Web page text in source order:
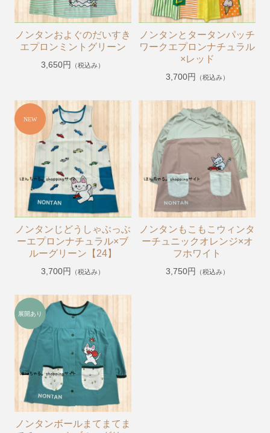
ディズニー
パンどろぼう
すみっコぐらし
mofusand
ちいかわ
ポケピース
きかんしゃトーマス
くらはしれいイラストシリーズ
りんごかもしれない
こびとづかん
【その他商品】
【サイズ調整可能商品】
【サイズ展開(大きいサイズの商品)】
【冷感パンツ】
【FILA(スポーツライフスタイルブランド)】
強冷感ポンチョ
ノンタンおよぐのだいすき
エプロンミントグリーン
3,650円 （税込み）
ノンタンとタータンパッチ
ワークエプロンナチュラル
×レッド
3,700円 （税込み）
ノンタンじどうしゃぶっぶ
ーエプロンナチュラル×ブ
ルーグリーン【24】
3,700円 （税込み）
ノンタンもこもこウィンタ
ーチュニックオレンジ×オ
フホワイト
3,750円 （税込み）
ノンタンボールまてまてま